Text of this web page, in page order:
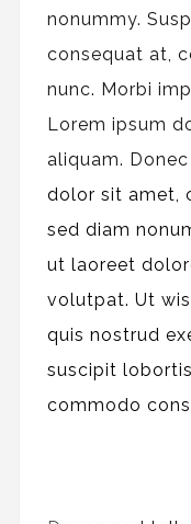
nonummy.
consequat at,
nunc. Morbi
Lorem ipsum
aliquam.
dolor sit amet,
sed diam
ut laoreet
volutpat. Ut
quis nostrud
suscipit
commodo